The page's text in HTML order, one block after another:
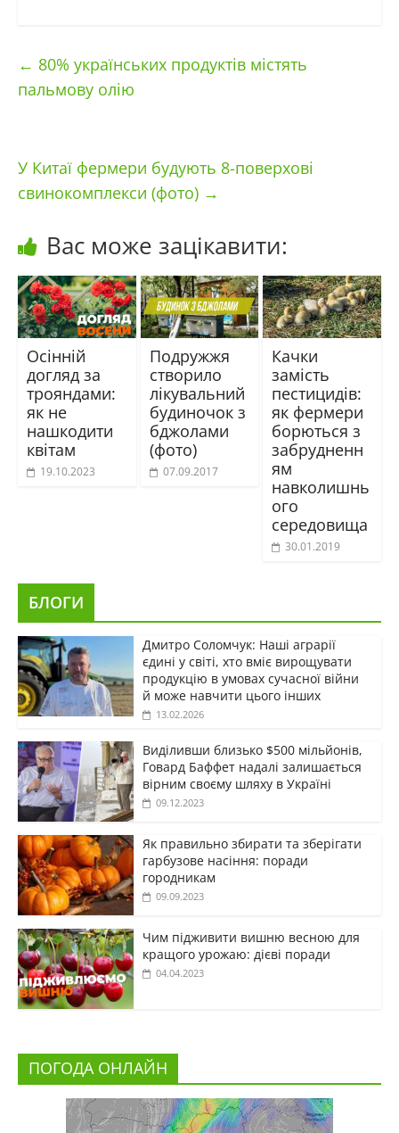
← 80% українських продуктів містять
пальмову олію
У Китаї фермери будують 8-поверхові
свинокомплекси (фото) →
Вас може зацікавити:
Осінній
догляд за
трояндами:
як не
нашкодити
квітам
19.10.2023
Подружжя
створило
лікувальний
будиночок з
бджолами
(фото)
07.09.2017
Качки
замість
пестицидів:
як фермери
борються з
забрудненн
ям
навколишнь
ого
середовища
30.01.2019
БЛОГИ
Дмитро Соломчук: Наші аграрії
єдині у світі, хто вміє вирощувати
продукцію в умовах сучасної війни
й може навчити цього інших
13.02.2026
Виділивши близько $500 мільйонів,
Говард Баффет надалі залишається
вірним своєму шляху в Україні
09.12.2023
Як правильно збирати та зберігати
гарбузове насіння: поради
городникам
09.09.2023
Чим підживити вишню весною для
кращого урожаю: дієві поради
04.04.2023
ПОГОДА ОНЛАЙН